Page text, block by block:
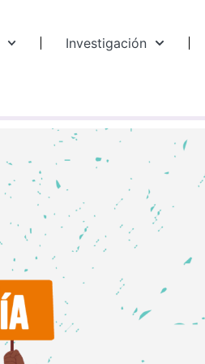
Investigación